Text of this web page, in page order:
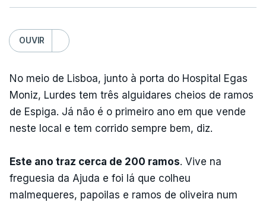
OUVIR
No meio de Lisboa, junto à porta do Hospital Egas
Moniz, Lurdes tem três alguidares cheios de ramos
de Espiga. Já não é o primeiro ano em que vende
neste local e tem corrido sempre bem, diz.
Este ano traz cerca de 200 ramos. Vive na
freguesia da Ajuda e foi lá que colheu
malmequeres, papoilas e ramos de oliveira num